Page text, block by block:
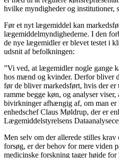
hvilke myndigheder og institutioner,
Før et nyt lægemiddel kan
lægemiddelmyndighederne. I den
de nye lægemidler er blevet testet i
udsnit af befolkningen:
”Vi ved, at lægemidler nogle gange
hos mænd og kvinder. Derfor bliver
før de bliver markedsført, hvis der er
ramme begge køn, og analyser
bivirkninger afhængig af, om man er
enhedschef Claus Møldrup, der er
Lægemiddelstyrelsens
Men selv om der allerede stilles
forsøg, er der behov for mere viden
medicinske forskning tager højde for